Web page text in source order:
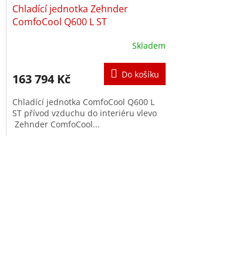
Chladící jednotka Zehnder
ComfoCool Q600 L ST
je
z
5
hvězdiček.
Skladem
163 794 Kč Do košíku
Chladící jednotka ComfoCool Q600 L
ST přívod vzduchu do interiéru vlevo
Zehnder ComfoCool...